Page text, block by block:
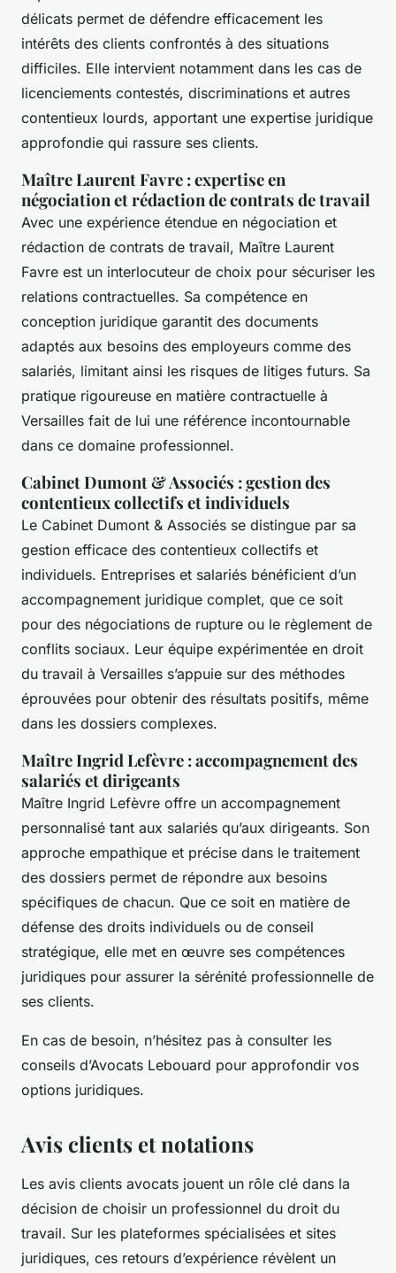
délicats permet de défendre efficacement les
intérêts des clients confrontés à des situations
difficiles. Elle intervient notamment dans les cas de
licenciements contestés, discriminations et autres
contentieux lourds, apportant une expertise juridique
approfondie qui rassure ses clients.
Maître Laurent Favre : expertise en
négociation et rédaction de contrats de travail
Avec une expérience étendue en négociation et
rédaction de contrats de travail, Maître Laurent
Favre est un interlocuteur de choix pour sécuriser les
relations contractuelles. Sa compétence en
conception juridique garantit des documents
adaptés aux besoins des employeurs comme des
salariés, limitant ainsi les risques de litiges futurs. Sa
pratique rigoureuse en matière contractuelle à
Versailles fait de lui une référence incontournable
dans ce domaine professionnel.
Cabinet Dumont & Associés : gestion des
contentieux collectifs et individuels
Le Cabinet Dumont & Associés se distingue par sa
gestion efficace des contentieux collectifs et
individuels. Entreprises et salariés bénéficient d’un
accompagnement juridique complet, que ce soit
pour des négociations de rupture ou le règlement de
conflits sociaux. Leur équipe expérimentée en droit
du travail à Versailles s’appuie sur des méthodes
éprouvées pour obtenir des résultats positifs, même
dans les dossiers complexes.
Maître Ingrid Lefèvre : accompagnement des
salariés et dirigeants
Maître Ingrid Lefèvre offre un accompagnement
personnalisé tant aux salariés qu’aux dirigeants. Son
approche empathique et précise dans le traitement
des dossiers permet de répondre aux besoins
spécifiques de chacun. Que ce soit en matière de
défense des droits individuels ou de conseil
stratégique, elle met en œuvre ses compétences
juridiques pour assurer la sérénité professionnelle de
ses clients.
En cas de besoin, n’hésitez pas à consulter les
conseils d’Avocats Lebouard pour approfondir vos
options juridiques.
Avis clients et notations
Les avis clients avocats jouent un rôle clé dans la
décision de choisir un professionnel du droit du
travail. Sur les plateformes spécialisées et sites
juridiques, ces retours d’expérience révèlent un